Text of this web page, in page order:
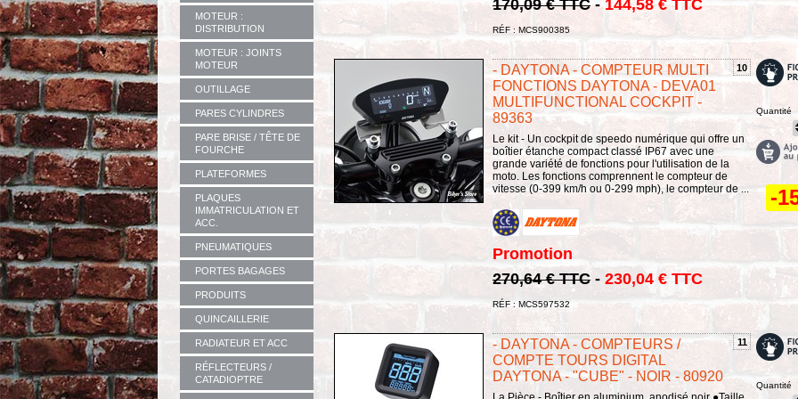
MOTEUR :
DISTRIBUTION
MOTEUR : JOINTS
MOTEUR
OUTILLAGE
PARES CYLINDRES
PARE BRISE / TÊTE DE
FOURCHE
PLATEFORMES
PLAQUES
IMMATRICULATION ET
ACC.
PNEUMATIQUES
PORTES BAGAGES
PRODUITS
QUINCAILLERIE
RADIATEUR ET ACC
RÉFLECTEURS /
CATADIOPTRE
170,09 € TTC - 144,58 € TTC
RÉF : MCS900385
10
- DAYTONA - COMPTEUR MULTI
FONCTIONS DAYTONA - DEVA01
MULTIFUNCTIONAL COCKPIT -
89363
Le kit - Un cockpit de speedo numérique qui offre un
boîtier étanche compact classé IP67 avec une
grande variété de fonctions pour l'utilisation de la
moto. Les fonctions comprennent le compteur de
vitesse (0-399 km/h ou 0-299 mph), le compteur de ...
Promotion
270,64 € TTC - 230,04 € TTC
RÉF : MCS597532
Quantité
-
11
- DAYTONA - COMPTEURS /
COMPTE TOURS DIGITAL
DAYTONA - "CUBE" - NOIR - 80920
Quantité